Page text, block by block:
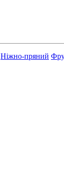
Ніжно-пряний